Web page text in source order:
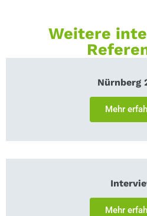
Weitere
Nürnberg
Mehr
Mehr